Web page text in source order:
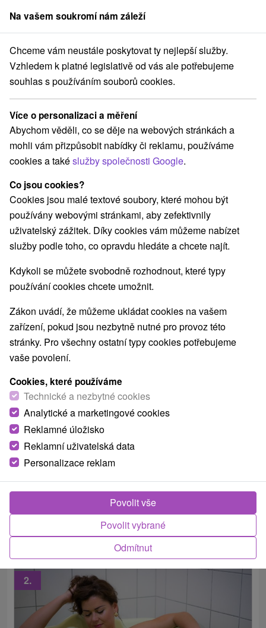
člen skupinySorger
Pobyty na Slovensku Víkendové pobyty
Víkendové pobyty
Kategorie
Všechny kategorie
Pobyty v akci(148)
Wellness pobyty(217) Víkendové pobyty
Romantické pobyty
Rodinné pobyty(149)
Vyberte lokalitu nebo termín
Nejprodávanější
1.
Zdraví a relax v Jánské dolině: Rodinná
pohoda v náručí Nízkých Tater
Hotel Avena★★★
Dopřejte si dokonalý restart s ubytováním,
polopenzí a neomezeným bazénem v srdci Jánské
2.
Na vašem soukromí nám záleží
Chceme vám neustále poskytovat ty nejlepší služby.
Vzhledem k platné legislativě od vás ale potřebujeme
souhlas s používáním souborů cookies.
Více o personalizaci a měření
Abychom věděli, co se děje na webových stránkách a
mohli vám přizpůsobit nabídky či reklamu, používáme
cookies a takéslužby společnosti Google.
Co jsou cookies?
Cookies jsou malé textové soubory, které mohou být
používány webovými stránkami, aby zefektivnily
uživatelský zážitek. Díky cookies vám můžeme nabízet
služby podle toho, co opravdu hledáte a chcete najít.
Kdykoli se můžete svobodně rozhodnout, které typy
používání cookies chcete umožnit.
Zákon uvádí, že můžeme ukládat cookies na vašem
zařízení, pokud jsou nezbytně nutné pro provoz této
stránky. Pro všechny ostatní typy cookies potřebujeme
vaše povolení.
Cookies, které používáme
Technické a nezbytné cookies
Analytické a marketingové cookies
Reklamné úložisko
Reklamní uživatelská data
Personalizace reklam
Odmítnut
Povolit vybrané
Povolit vše